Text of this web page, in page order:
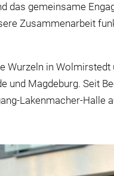
das gemeinsame
Zusammenarbeit
Wurzeln in
und Magdeburg. Seit
Lakenmacher-Halle